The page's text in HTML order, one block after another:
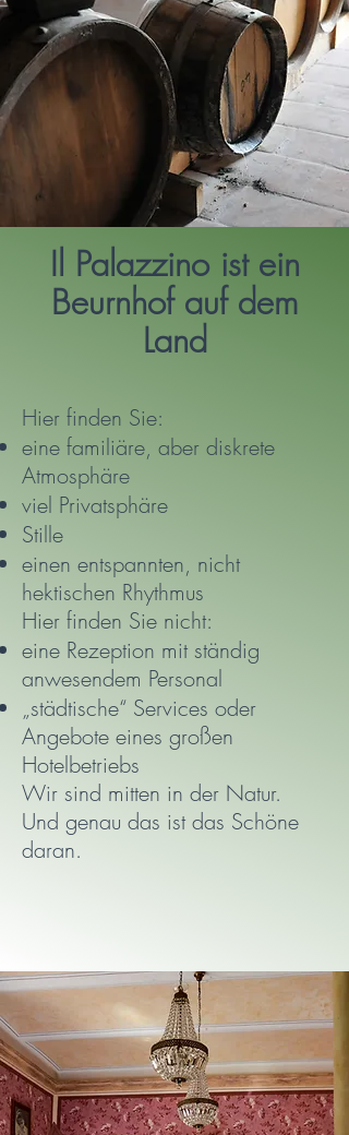
Il Palazzino ist ein
Beurnhof auf dem
Land
Hier finden Sie:
eine familiäre, aber diskrete
Atmosphäre
viel Privatsphäre
Stille
einen entspannten, nicht
hektischen Rhythmus
Hier finden Sie nicht:
eine Rezeption mit ständig
anwesendem Personal
„städtische“ Services oder
Angebote eines großen
Hotelbetriebs
Wir sind mitten in der Natur.
Und genau das ist das Schöne
daran.